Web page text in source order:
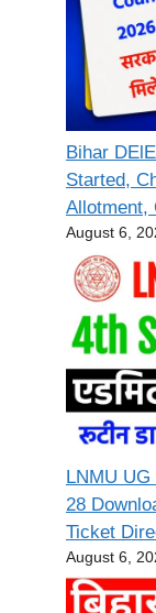
Bihar
Started,
Allotment,
August 6,
LNMU
28
Ticket
August 6,